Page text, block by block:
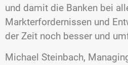
und damit die Banken bei
Markterfordernissen und
der Zeit noch besser und
Michael Steinbach,